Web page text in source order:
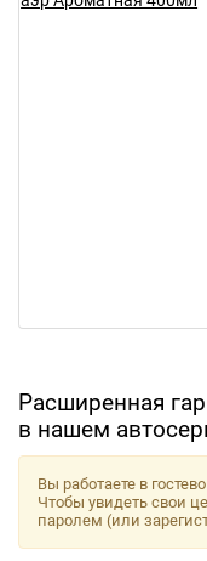
Расширенная
в нашем
Вы работаете в
Чтобы увидеть свои
паролем (или